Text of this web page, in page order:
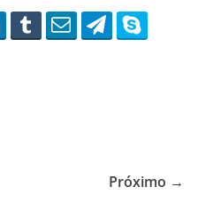
Próximo →